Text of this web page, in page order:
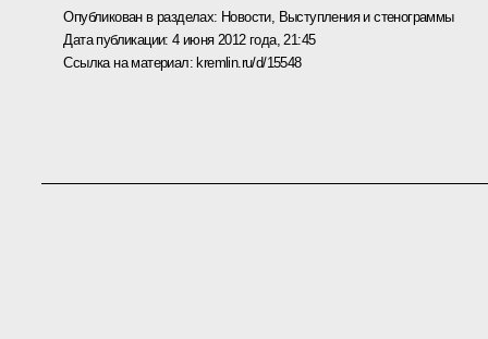
Опубликован в разделах: Новости, Выступления и стенограммы
Дата публикации:4 июня 2012 года, 21:45
Ссылка на материал: kremlin.ru/d/15548